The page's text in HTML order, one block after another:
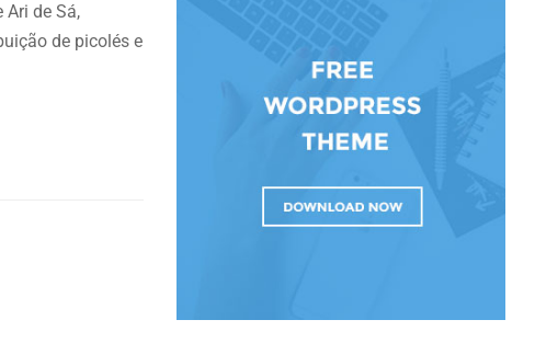
de Sá,
de picolés e